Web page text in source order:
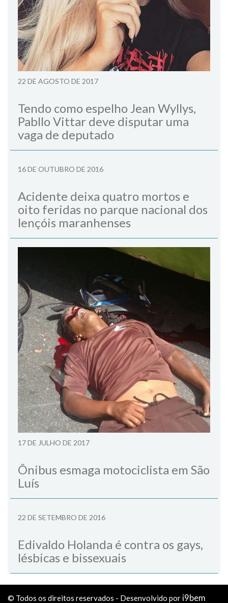
22 DE AGOSTO DE 2017
Tendo como espelho Jean Wyllys,
Pabllo Vittar deve disputar uma
vaga de deputado
16 DE OUTUBRO DE 2016
Acidente deixa quatro mortos e
oito feridas no parque nacional dos
lençóis maranhenses
17 DE JULHO DE 2017
Ônibus esmaga motociclista em São
Luís
22 DE SETEMBRO DE 2016
Edivaldo Holanda é contra os gays,
lésbicas e bissexuais
© Todos os direitos reservados - Desenvolvido por i9bem